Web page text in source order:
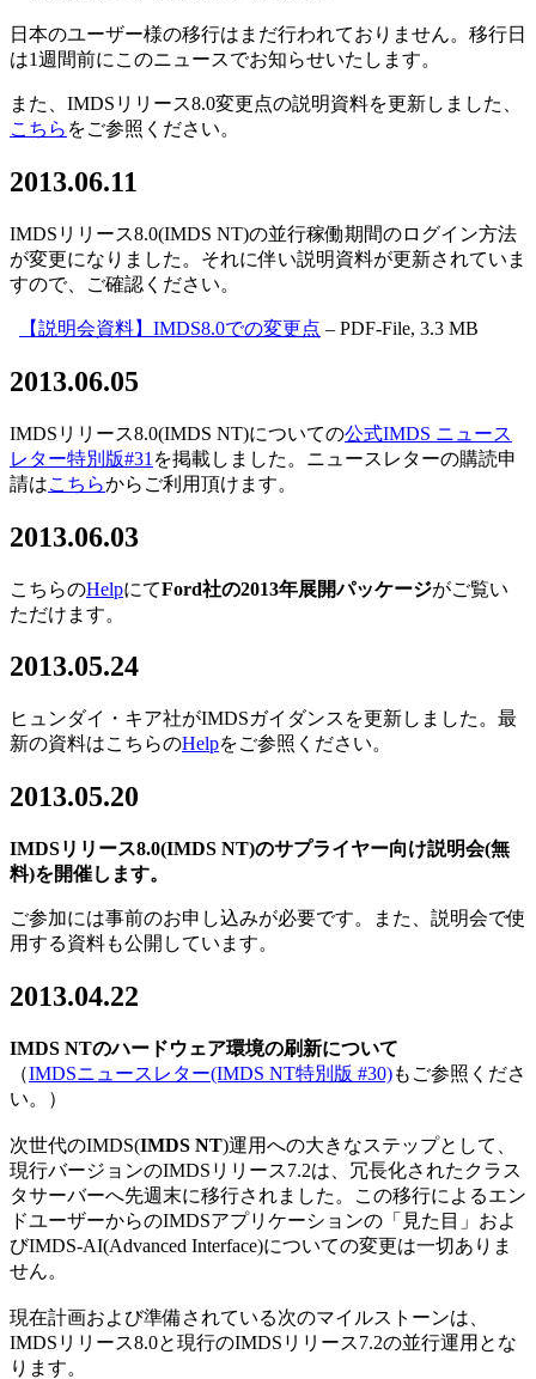
日本のユーザー様の移行はまだ行われておりません。移行日
は1週間前にこのニュースでお知らせいたします。
また、IMDSリリース8.0変更点の説明資料を更新しました、
こちら をご参照ください。
2013.06.11
IMDSリリース8.0(IMDS NT)の並行稼働期間のログイン方法
が変更になりました。それに伴い説明資料が更新されていま
すので、ご確認ください。
【説明会資料】IMDS8.0での変更点 – PDF-File, 3.3 MB
2013.06.05
IMDSリリース8.0(IMDS NT)についての公式IMDS ニュース
レター特別版#31 を掲載しました。ニュースレターの購読申
請はこちらからご利用頂けます。
2013.06.03
こちらのHelpにてFord社の2013年展開パッケージがご覧い
ただけます。
2013.05.24
ヒュンダイ・キア社がIMDSガイダンスを更新しました。最
新の資料はこちらのHelpをご参照ください。
2013.05.20
IMDSリリース8.0(IMDS NT)のサプライヤー向け説明会(無
料)を開催します。
ご参加には事前のお申し込みが必要です。また、説明会で使
用する資料も公開しています。
2013.04.22
IMDS NTのハードウェア環境の刷新について
（IMDSニュースレター(IMDS NT特別版 #30)もご参照くださ
い。）
次世代のIMDS(IMDS NT)運用への大きなステップとして、
現行バージョンのIMDSリリース7.2は、冗長化されたクラス
タサーバーへ先週末に移行されました。この移行によるエン
ドユーザーからのIMDSアプリケーションの「見た目」およ
びIMDS-AI(Advanced Interface)についての変更は一切ありま
せん。
現在計画および準備されている次のマイルストーンは、
IMDSリリース8.0と現行のIMDSリリース7.2の並行運用とな
ります。